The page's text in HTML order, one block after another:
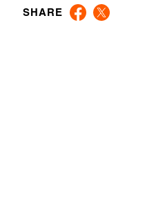
SHARE